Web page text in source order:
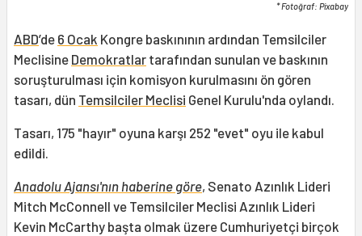
* Fotoğraf: Pixabay
ABD’de 6 Ocak Kongre baskınının ardından Temsilciler
Meclisine Demokratlar tarafından sunulan ve baskının
soruşturulması için komisyon kurulmasını ön gören
tasarı, dün Temsilciler Meclisi Genel Kurulu'nda oylandı.
Tasarı, 175 "hayır" oyuna karşı 252 "evet" oyu ile kabul
edildi.
Anadolu Ajansı'nın haberine göre, Senato Azınlık Lideri
Mitch McConnell ve Temsilciler Meclisi Azınlık Lideri
Kevin McCarthy başta olmak üzere Cumhuriyetçi birçok